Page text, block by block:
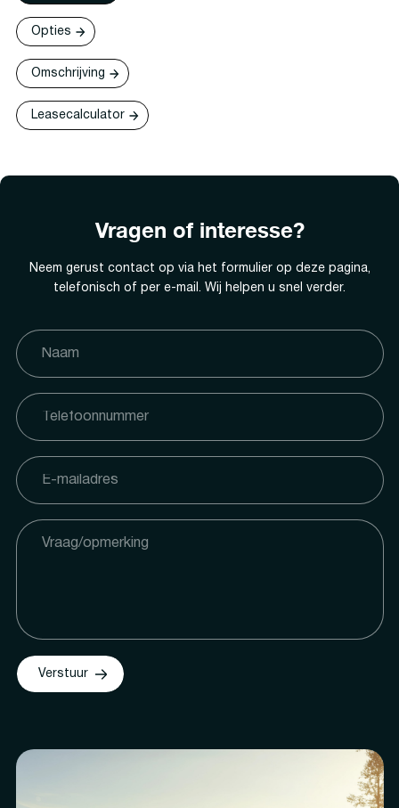
Opties
Omschrijving
Leasecalculator
Vragen of interesse?
Neem gerust contact op via het formulier op deze pagina,
telefonisch of per e-mail. Wij helpen u snel verder.
Verstuur